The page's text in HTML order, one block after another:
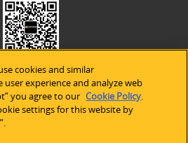
款
cookies and similar
experience and analyze web
you agree to our Cookie Policy.
settings for this website by